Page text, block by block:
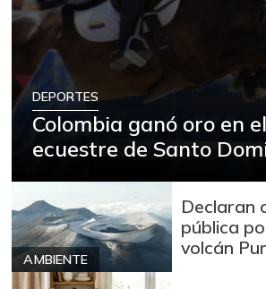
DEPORTES
Colombia ganó oro en
ecuestre de Santo
AMBIENTE
Declaran
pública
volcán